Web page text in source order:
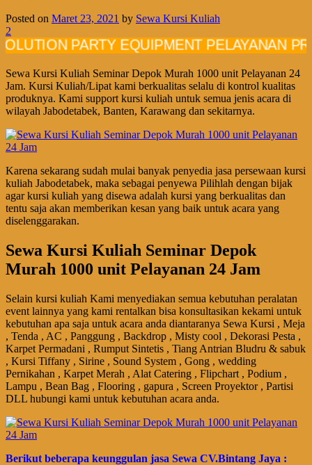
Posted on Maret 23, 2021 by Sewa Kursi Kuliah
2
PARTY EQUIPMENT PELAYANAN
Sewa Kursi Kuliah Seminar Depok Murah 1000 unit Pelayanan 24
Jam. Kursi Kuliah/Lipat kami berkualitas selalu di kontrol kualitas
produknya. Kami support kursi kuliah untuk semua jenis acara di
wilayah Jabodetabek, Banten, Karawang dan sekitarnya.
Karena sekarang sudah mulai banyak penyedia jasa persewaan kursi
kuliah Jabodetabek, maka sebagai penyewa Pilihlah dengan bijak
agar kursi kuliah yang disewa adalah kursi yang berkualitas dan
tentu saja akan memberikan kesan yang baik untuk acara yang
diselenggarakan.
Sewa Kursi Kuliah Seminar Depok
Murah 1000 unit Pelayanan 24 Jam
Selain kursi kuliah Kami menyediakan semua kebutuhan peralatan
event lainnya yang kami rentalkan bisa konsultasikan kekami untuk
kebutuhan apa saja untuk acara anda diantaranya Sewa Kursi , Meja
, Tenda , AC , Panggung , Backdrop , Misty cool , Dekorasi Pesta ,
Karpet Permadani , Rumput Sintetis , Tiang Antrian Bludru & sabuk
, Kursi Tiffany , Sirine , Sound System , Gong , wedding
Pernikahan , Karpet Merah , Alat Catering , Flipchart , Podium ,
Lampu , Bean Bag , Flooring , gapura , Screen Proyektor , Partisi
DLL hubungi kami untuk kebutuhan acara anda.
Bегіkut bеbегара kеungguӏаn јаѕа Sеwа CV.Bintang Jaya :